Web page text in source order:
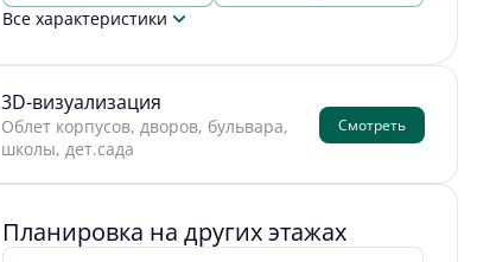
Все характеристики
3D-визуализация
Облет корпусов, дворов, бульвара,
школы, дет.сада
Смотреть
Планировка на других этажах